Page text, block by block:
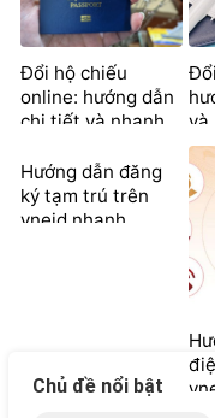
và
Đổi hộ chiếu
online: hướng dẫn
chi tiết và nhanh
Hướng dẫn đăng
ký tạm trú trên
vneid nhanh
Chủ đề nổi bật